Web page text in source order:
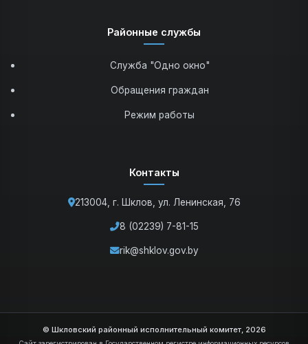
Районные службы
Служба "Одно окно"
Обращения граждан
Режим работы
Контакты
213004, г. Шклов, ул. Ленинская, 76
8 (02239) 7-81-15
rik@shklov.gov.by
© Шкловский районный исполнительный комитет, 2026